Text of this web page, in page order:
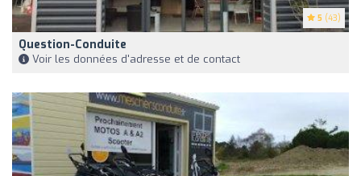
5 (43)
Question-Conduite
Voir les données d'adresse et de contact